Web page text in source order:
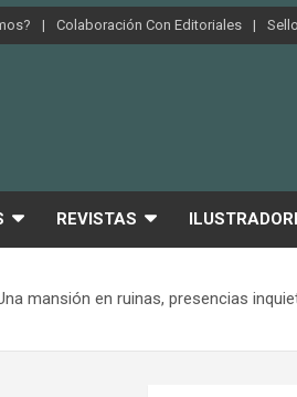
Colaboración Con Editoriales
REVISTAS
mansión en ruinas, presencias